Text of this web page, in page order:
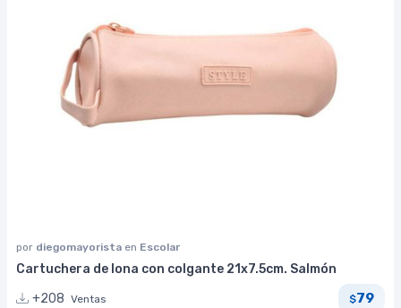
por diegomayorista en Escolar
Cartuchera de lona con colgante 21x7.5cm. Salmón
+208 Ventas $79